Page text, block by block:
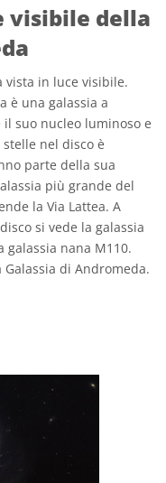
visibile della
vista in luce visibile.
è una galassia a
suo nucleo luminoso e
nel disco è
parte della sua
più grande del
la Via Lattea. A
si vede la galassia
galassia nana M110.
di Andromeda.
Attribuzione 2.0